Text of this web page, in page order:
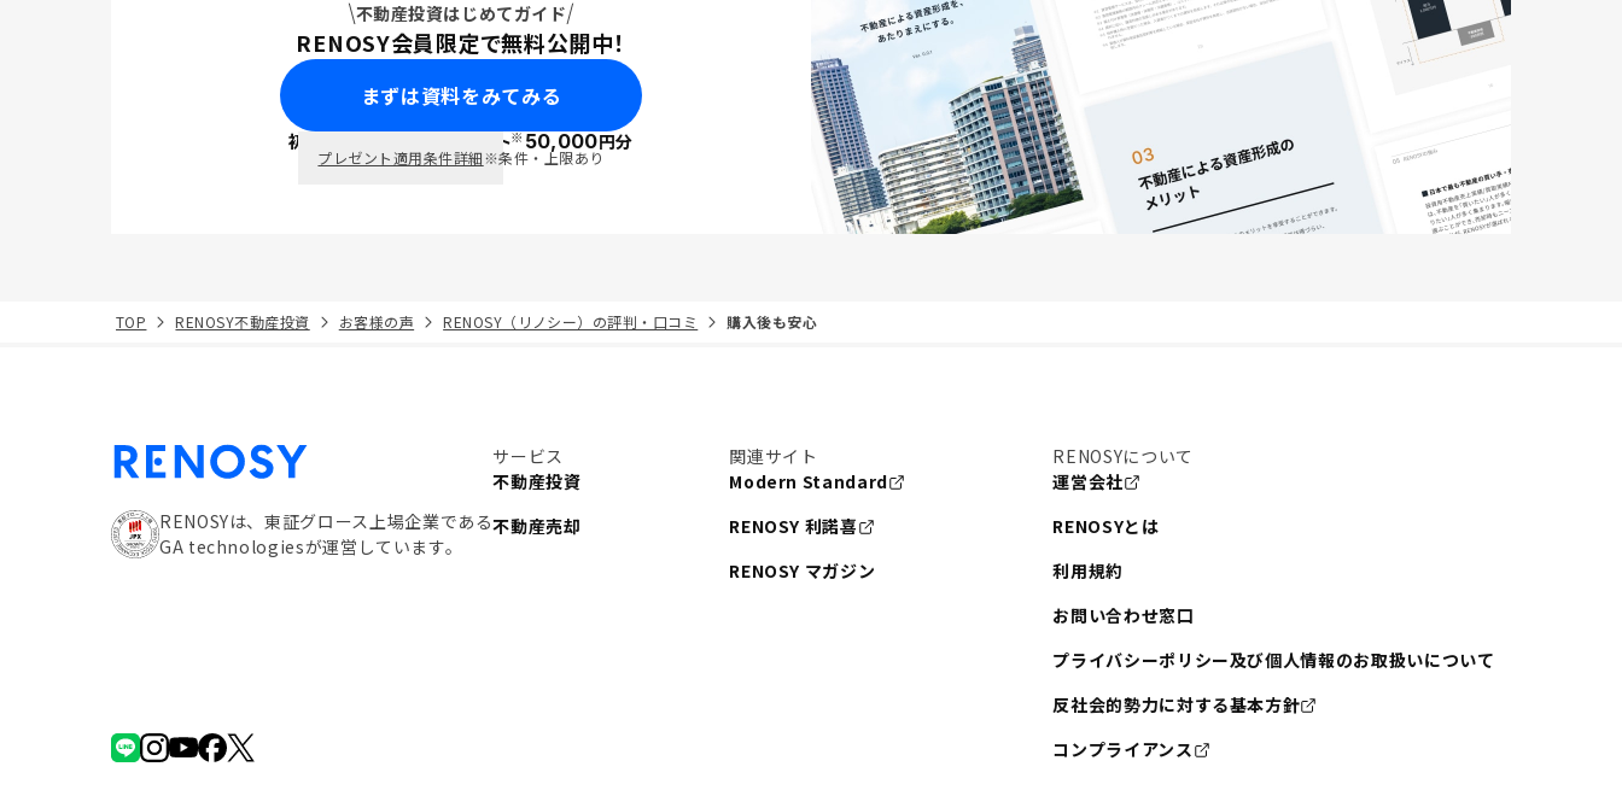
不動産投資はじめてガイド
RENOSY会員限定で無料公開中！
まずは資料をみてみる
初回面談で ポイント※50,000円分
プレゼント適用条件詳細※条件・上限あり
TOP RENOSY不動産投資 お客様の声 RENOSY（リノシー）の評判・口コミ 購入後も安心
RENOSYは、東証グロース上場企業である
GA technologiesが運営しています。
サービス
不動産投資
不動産売却
関連サイト
Modern Standard
RENOSY 利諾喜
RENOSY マガジン
RENOSYについて
運営会社
RENOSYとは
利用規約
お問い合わせ窓口
プライバシーポリシー及び個人情報のお取扱いについて
反社会的勢力に対する基本方針
コンプライアンス